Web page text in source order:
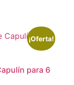
¡Oferta!
para 6